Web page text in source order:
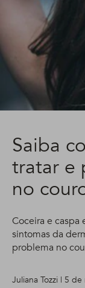
Saiba
tratar e
no
Coceira e caspa
sintomas da
problema no
Juliana Tozzi | 5